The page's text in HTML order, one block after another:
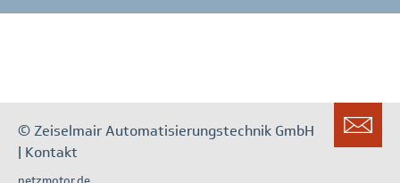
© Zeiselmair Automatisierungstechnik GmbH
| Kontakt